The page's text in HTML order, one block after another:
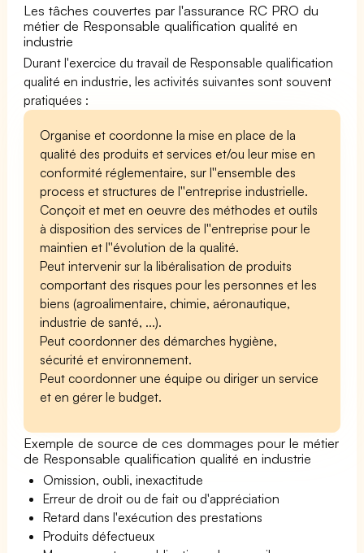
Les tâches couvertes par l'assurance RC PRO du
métier de Responsable qualification qualité en
industrie
Durant l'exercice du travail de Responsable qualification
qualité en industrie, les activités suivantes sont souvent
pratiquées :
Organise et coordonne la mise en place de la
qualité des produits et services et/ou leur mise en
conformité réglementaire, sur l''ensemble des
process et structures de l''entreprise industrielle.
Conçoit et met en oeuvre des méthodes et outils
à disposition des services de l''entreprise pour le
maintien et l''évolution de la qualité.
Peut intervenir sur la libéralisation de produits
comportant des risques pour les personnes et les
biens (agroalimentaire, chimie, aéronautique,
industrie de santé, ...).
Peut coordonner des démarches hygiène,
sécurité et environnement.
Peut coordonner une équipe ou diriger un service
et en gérer le budget.
Exemple de source de ces dommages pour le métier
de Responsable qualification qualité en industrie
Omission, oubli, inexactitude
Erreur de droit ou de fait ou d'appréciation
Retard dans l'exécution des prestations
Produits défectueux